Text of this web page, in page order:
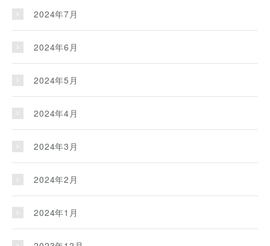
2024年7月
2024年6月
2024年5月
2024年4月
2024年3月
2024年2月
2024年1月